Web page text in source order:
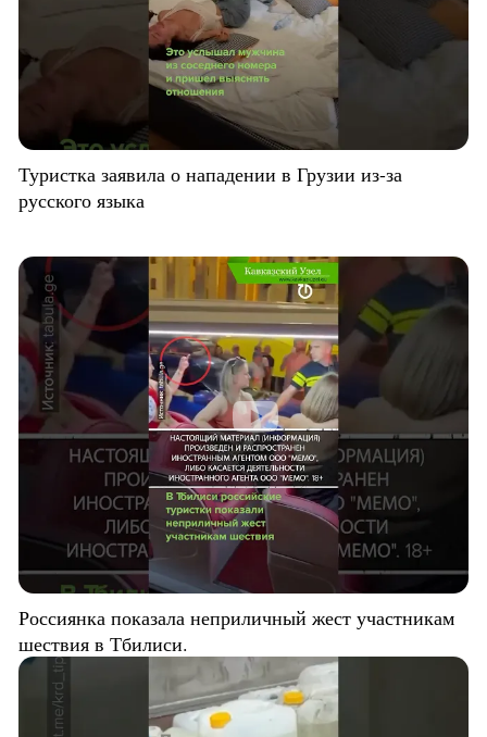
Туристка заявила о нападении в Грузии из-за
русского языка
Россиянка показала неприличный жест участникам
шествия в Тбилиси.